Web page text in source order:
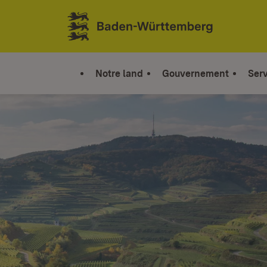
Sauter au contenu
Link zur Startseite
Notre land Gouvernement